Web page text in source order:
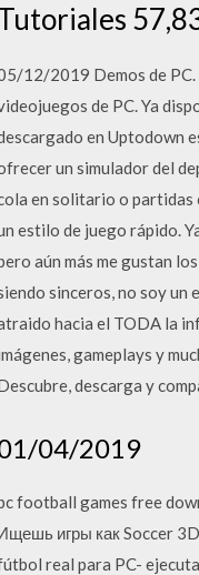
12/2019 Demos de PC.
de PC. Ya
en Uptodown
un simulador del
en solitario o partidas
estilo de juego rápido.
aún más me gustan
sinceros, no soy un
hacia el TODA la
gameplays y
descarga y
04/2019
football games free
игры как Soccer
real para PC-